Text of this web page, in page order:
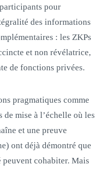
pour
des informations
: les ZKPs
et non révélatrice,
de fonctions privées.
pragmatiques comme
mise à l’échelle où les
et une preuve
ont déjà démontré que
cohabiter. Mais